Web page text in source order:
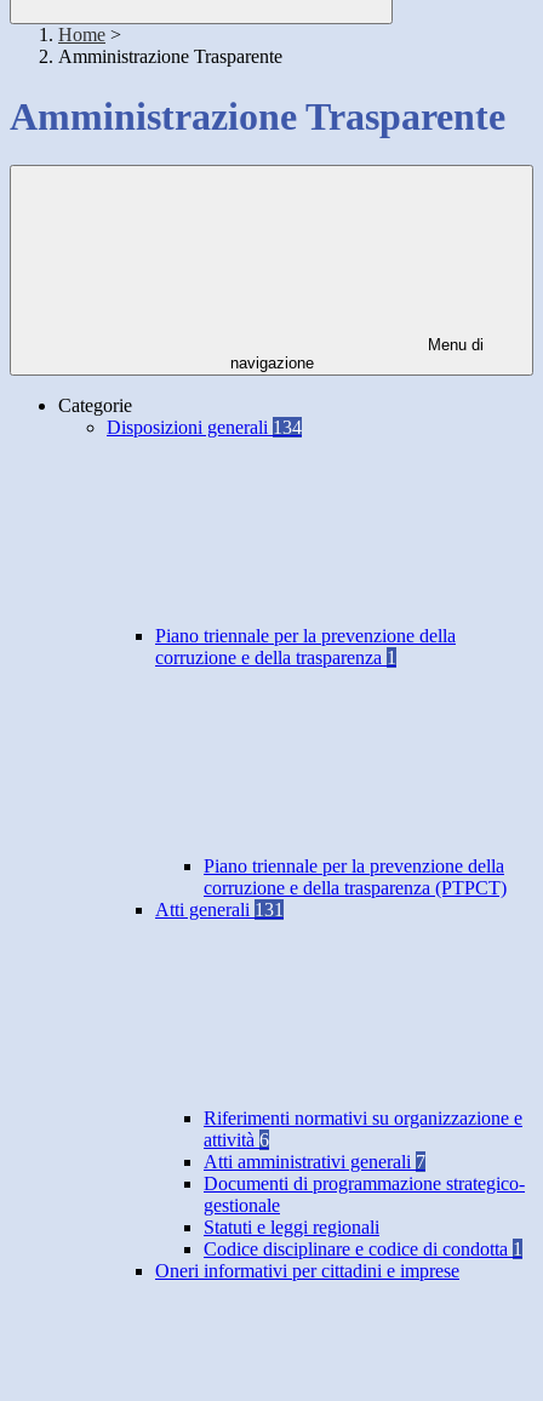
Home >
Amministrazione Trasparente
Amministrazione Trasparente
Menu di
navigazione
Categorie
Disposizioni generali 134
Piano triennale per la prevenzione della
corruzione e della trasparenza 1
Piano triennale per la prevenzione della
corruzione e della trasparenza (PTPCT)
Atti generali 131
Riferimenti normativi su organizzazione e
attività 6
Atti amministrativi generali 7
Documenti di programmazione strategico-
gestionale
Statuti e leggi regionali
Codice disciplinare e codice di condotta 1
Oneri informativi per cittadini e imprese